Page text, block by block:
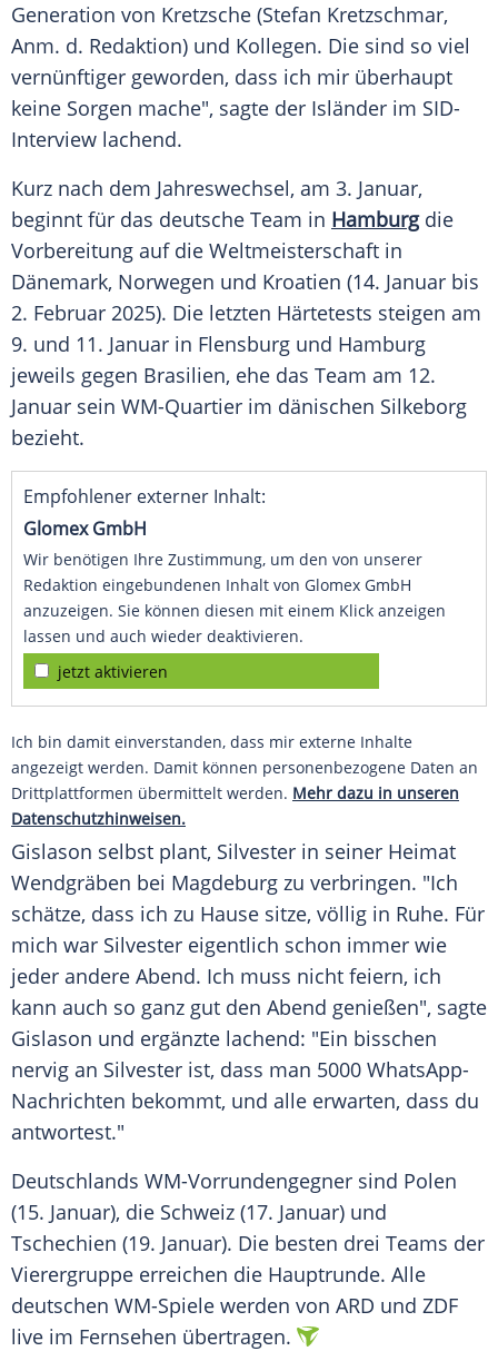
Generation von Kretzsche (Stefan Kretzschmar,
Anm. d. Redaktion) und Kollegen. Die sind so viel
vernünftiger geworden, dass ich mir überhaupt
keine Sorgen mache", sagte der Isländer im SID-
Interview lachend.
Kurz nach dem Jahreswechsel, am 3. Januar,
beginnt für das deutsche Team in Hamburgdie
Vorbereitung auf die Weltmeisterschaft in
Dänemark, Norwegen und Kroatien (14. Januar bis
2. Februar 2025). Die letzten Härtetests steigen am
9. und 11. Januar in Flensburg und Hamburg
jeweils gegen Brasilien, ehe das Team am 12.
Januar sein WM-Quartier im dänischen Silkeborg
bezieht.
Empfohlener externer Inhalt:
Glomex GmbH
Wir benötigen Ihre Zustimmung, um den von unserer
Redaktion eingebundenen Inhalt von Glomex GmbH
anzuzeigen. Sie können diesen mit einem Klick anzeigen
lassen und auch wieder deaktivieren.
jetzt aktivieren
Ich bin damit einverstanden, dass mir externe Inhalte
angezeigt werden. Damit können personenbezogene Daten an
Drittplattformen übermittelt werden. Mehr dazu in unseren
Datenschutzhinweisen.
Gislason selbst plant, Silvester in seiner Heimat
Wendgräben bei Magdeburg zu verbringen. "Ich
schätze, dass ich zu Hause sitze, völlig in Ruhe. Für
mich war Silvester eigentlich schon immer wie
jeder andere Abend. Ich muss nicht feiern, ich
kann auch so ganz gut den Abend genießen", sagte
Gislason und ergänzte lachend: "Ein bisschen
nervig an Silvester ist, dass man 5000 WhatsApp-
Nachrichten bekommt, und alle erwarten, dass du
antwortest."
Deutschlands WM-Vorrundengegner sind Polen
(15. Januar), die Schweiz (17. Januar) und
Tschechien (19. Januar). Die besten drei Teams der
Vierergruppe erreichen die Hauptrunde. Alle
deutschen WM-Spiele werden von ARD und ZDF
live im Fernsehen übertragen.